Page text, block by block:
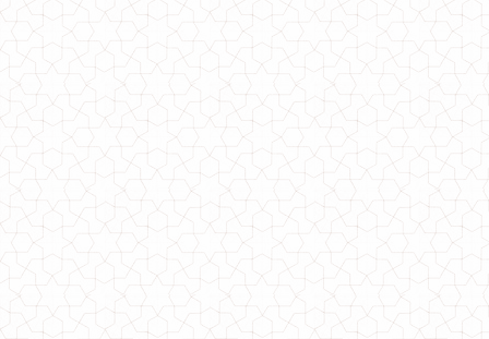
Стильна коротка куртка жіноча з високим коміром